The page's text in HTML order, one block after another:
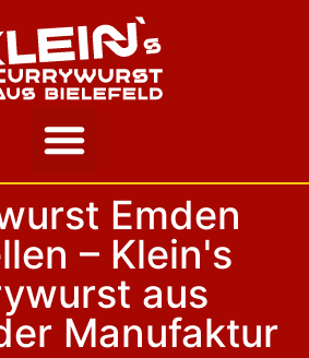
Emden
– Klein's
aus
Manufaktur